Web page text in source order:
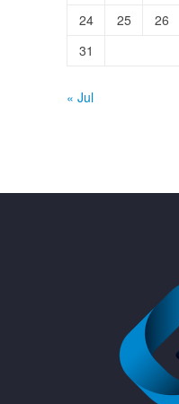
24
25 26
31
« Jul